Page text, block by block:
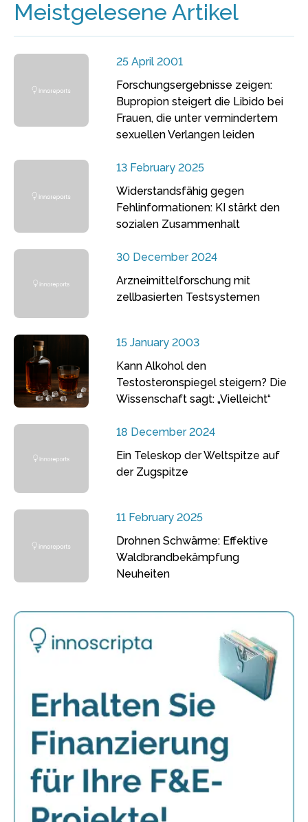
Meistgelesene Artikel
25 April 2001
Forschungsergebnisse zeigen:
Bupropion steigert die Libido bei
Frauen, die unter vermindertem
sexuellen Verlangen leiden
13 February 2025
Widerstandsfähig gegen
Fehlinformationen: KI stärkt den
sozialen Zusammenhalt
30 December 2024
Arzneimittelforschung mit
zellbasierten Testsystemen
15 January 2003
Kann Alkohol den
Testosteronspiegel steigern? Die
Wissenschaft sagt: „Vielleicht“
18 December 2024
Ein Teleskop der Weltspitze auf
der Zugspitze
11 February 2025
Drohnen Schwärme: Effektive
Waldbrandbekämpfung
Neuheiten